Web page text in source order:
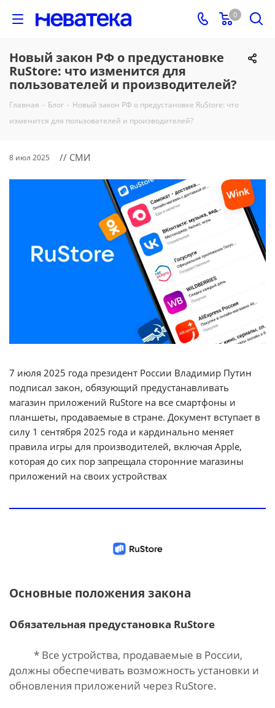
0
Новый закон РФ о предустановке
RuStore: что изменится для
пользователей и производителей?
Главная - Блог - Новый закон РФ о предустановке RuStore: что
изменится для пользователей и производителей?
8 июл 2025 // СМИ
7 июля 2025 года президент России Владимир Путин
подписал закон, обязующий предустанавливать
магазин приложений RuStore на все смартфоны и
планшеты, продаваемые в стране. Документ вступает в
силу 1 сентября 2025 года и кардинально меняет
правила игры для производителей, включая Apple,
которая до сих пор запрещала сторонние магазины
приложений на своих устройствах
Основные положения закона
Обязательная предустановка RuStore
* Все устройства, продаваемые в России,
должны обеспечивать возможность установки и
обновления приложений через RuStore.